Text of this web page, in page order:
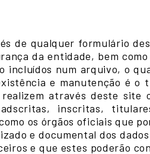
de qualquer formulário
da entidade, bem como
incluídos num arquivo, o
e manutenção é o
através deste site
inscritas,
os órgãos oficiais que
e documental dos
e que estes poderão